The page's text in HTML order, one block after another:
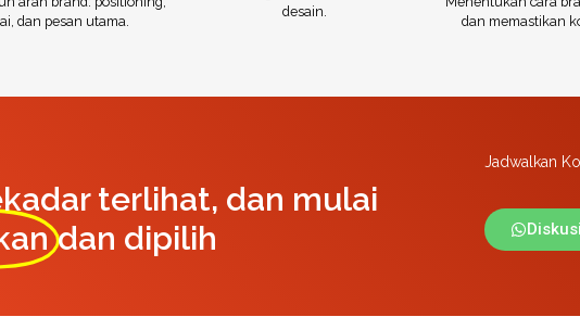
dan pesan utama.
desain.
dan memastikan
terlihat, dan mulai
dan dipilih
Jadwalkan